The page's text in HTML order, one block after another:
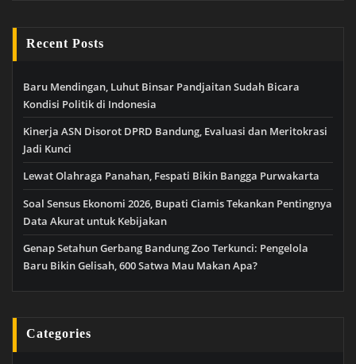
Recent Posts
Baru Mendingan, Luhut Binsar Pandjaitan Sudah Bicara
Kondisi Politik di Indonesia
Kinerja ASN Disorot DPRD Bandung, Evaluasi dan Meritokrasi
Jadi Kunci
Lewat Olahraga Panahan, Fespati Bikin Bangga Purwakarta
Soal Sensus Ekonomi 2026, Bupati Ciamis Tekankan Pentingnya
Data Akurat untuk Kebijakan
Genap Setahun Gerbang Bandung Zoo Terkunci: Pengelola
Baru Bikin Gelisah, 600 Satwa Mau Makan Apa?
Categories